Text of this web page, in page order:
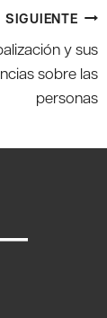
SIGUIENTE
y sus
sobre las
personas